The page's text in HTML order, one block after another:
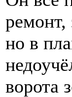
ремонт,
но в
ворота